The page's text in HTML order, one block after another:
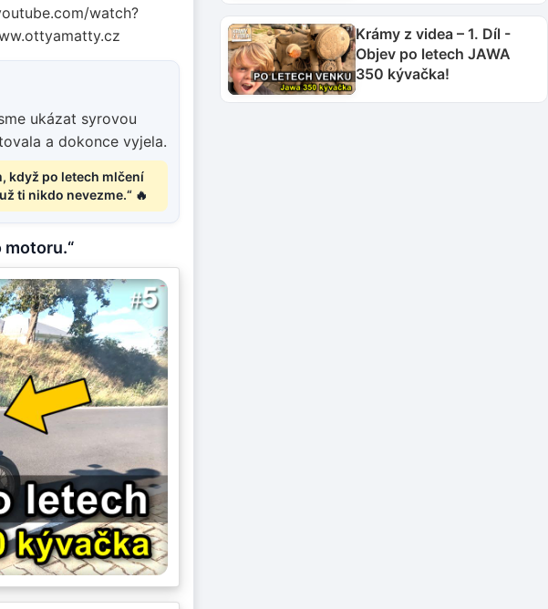
watch?
ukázat syrovou
a dokonce vyjela.
když po letech mlčení
ti nikdo nevezme.“ 🔥
motoru.“
Krámy z videa – 1. Díl -
Objev po letech JAWA
350 kývačka!